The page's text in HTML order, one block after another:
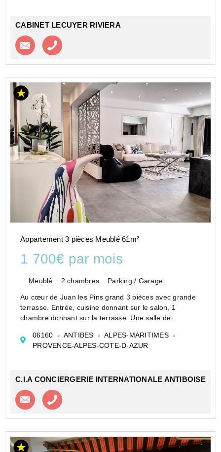
CABINET LECUYER RIVIERA
Contacter l'agence
Appartement 3 pièces Meublé 61m²
1 700€ par mois
Meublé 2 chambres Parking / Garage
Au cœur de Juan les Pins grand 3 pièces avec grande
terrasse. Entrée, cuisine donnant sur le salon, 1
chambre donnant sur la terrasse. Une salle de
parking en sous-sol. Très proche de la gare SNCF,
commerces au p...
06160 ANTIBES
ALPES-MARITIMES
PROVENCE-ALPES-COTE-D-AZUR
C.I.A CONCIERGERIE INTERNATIONALE ANTIBOISE
Contacter l'agence